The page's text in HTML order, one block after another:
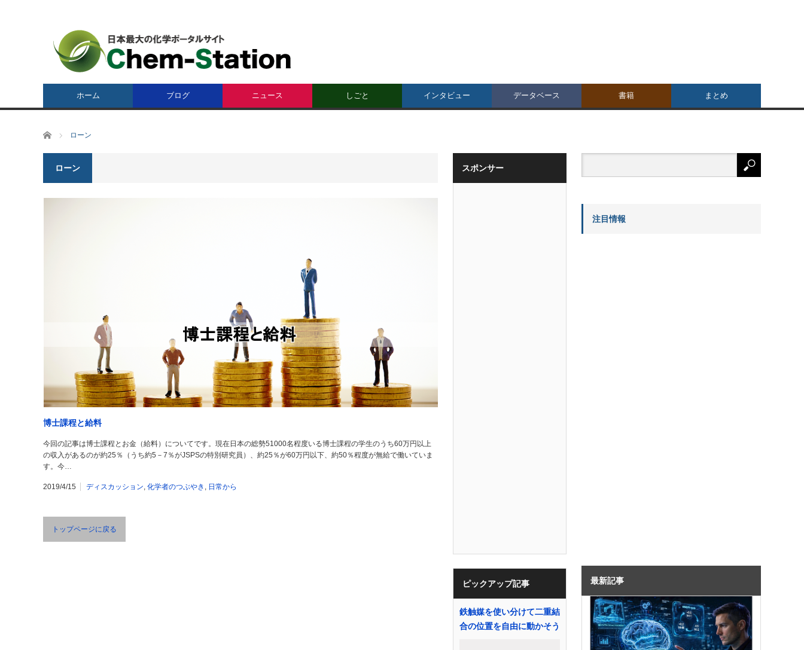
ホーム ブログ ニュース しごと インタビュー データベース 書籍 まとめ
ホーム ローン
ローン
博士課程と給料
今回の記事は博士課程とお金（給料）についてです。現在日本の総勢51000名程度いる博士課程の学生のうち60万円以上
の収入があるのが約25％（うち約5－7％がJSPSの特別研究員）、約25％が60万円以下、約50％程度が無給で働いていま
す。今…
2019/4/15 ディスカッション, 化学者のつぶやき , 日常から
トップページに戻る
スポンサー
ピックアップ記事
鉄触媒を使い分けて二重結
合の位置を自由に動かそう
注目情報
最新記事